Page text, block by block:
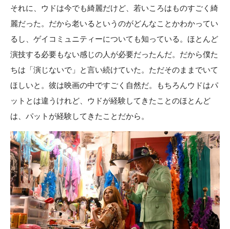
それに、ウドは今でも綺麗だけど、若いころはものすごく綺
麗だった。だから老いるというのがどんなことかわかってい
るし、ゲイコミュニティーについても知っている。ほとんど
演技する必要もない感じの人が必要だったんだ。だから僕た
ちは「演じないで」と言い続けていた。ただそのままでいて
ほしいと。彼は映画の中ですごく自然だ。もちろんウドはパ
ットとは違うけれど、ウドが経験してきたことのほとんど
は、パットが経験してきたことだから。